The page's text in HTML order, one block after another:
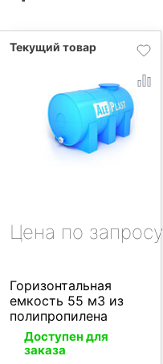
Горизонтальная
емкость 55 м3 из
полипропилена
Доступен для
заказа
Цена по запросу